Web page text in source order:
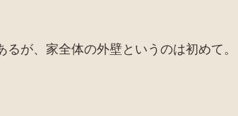
が、家全体の外壁というのは初めて。